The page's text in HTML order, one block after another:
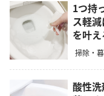
1つ持
ス軽
を叶
掃除・
酸性